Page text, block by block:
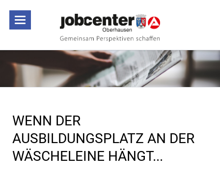
WENN DER
AUSBILDUNGSPLATZ AN DER
WÄSCHELEINE HÄNGT...